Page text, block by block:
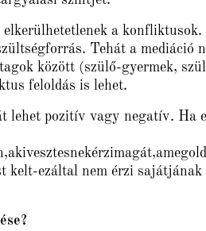
a konfliktusok.
Tehát a mediáció
között (szülő-gyermek,
feloldás is lehet.
lehet pozitív vagy negatív. Ha
kelt-ezáltal nem érzi sajátjának